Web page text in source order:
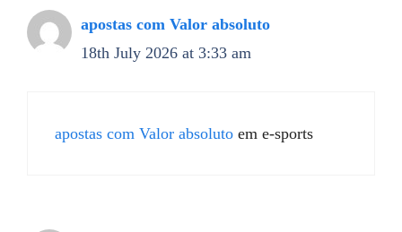
apostas com Valor absoluto
18th July 2026 at 3:33 am
apostas com Valor absoluto em e-sports